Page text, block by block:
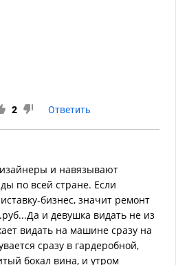
2 Ответить
и навязывают
по всей стране. Если
бизнес, значит ремонт
и девушка видать не из
видать на машине сразу на
сразу в гардеробной,
бокал вина, и утром